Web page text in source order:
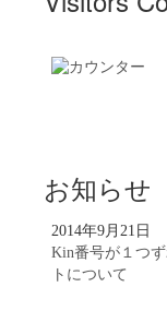
お知らせ
2014年9月21日
Kin番号が１つ
トについて